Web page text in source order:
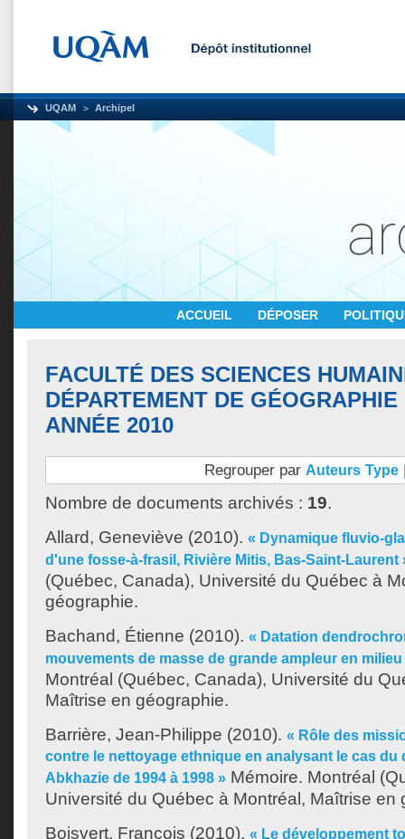
UQAM Archipel
ACCUEIL DÉPOSER
FACULTÉ DES SCIENCES
DÉPARTEMENT DE GÉOGRAPHIE
ANNÉE 2010
Regrouper par Auteurs Type
Nombre de documents archivés : 19.
Allard, Geneviève (2010). « Dynamique fluvio-
d'une fosse-à-frasil, Rivière Mitis, Bas-Saint-Laurent
(Québec, Canada), Université du Québec à
géographie.
Bachand, Étienne (2010). « Datation
mouvements de masse de grande ampleur en
Montréal (Québec, Canada), Université du
Maîtrise en géographie.
Barrière, Jean-Philippe (2010). « Rôle des
contre le nettoyage ethnique en analysant le cas du
Abkhazie de 1994 à 1998 » Mémoire. Montréal
Université du Québec à Montréal, Maîtrise en
Boisvert, François (2010). « Le développement